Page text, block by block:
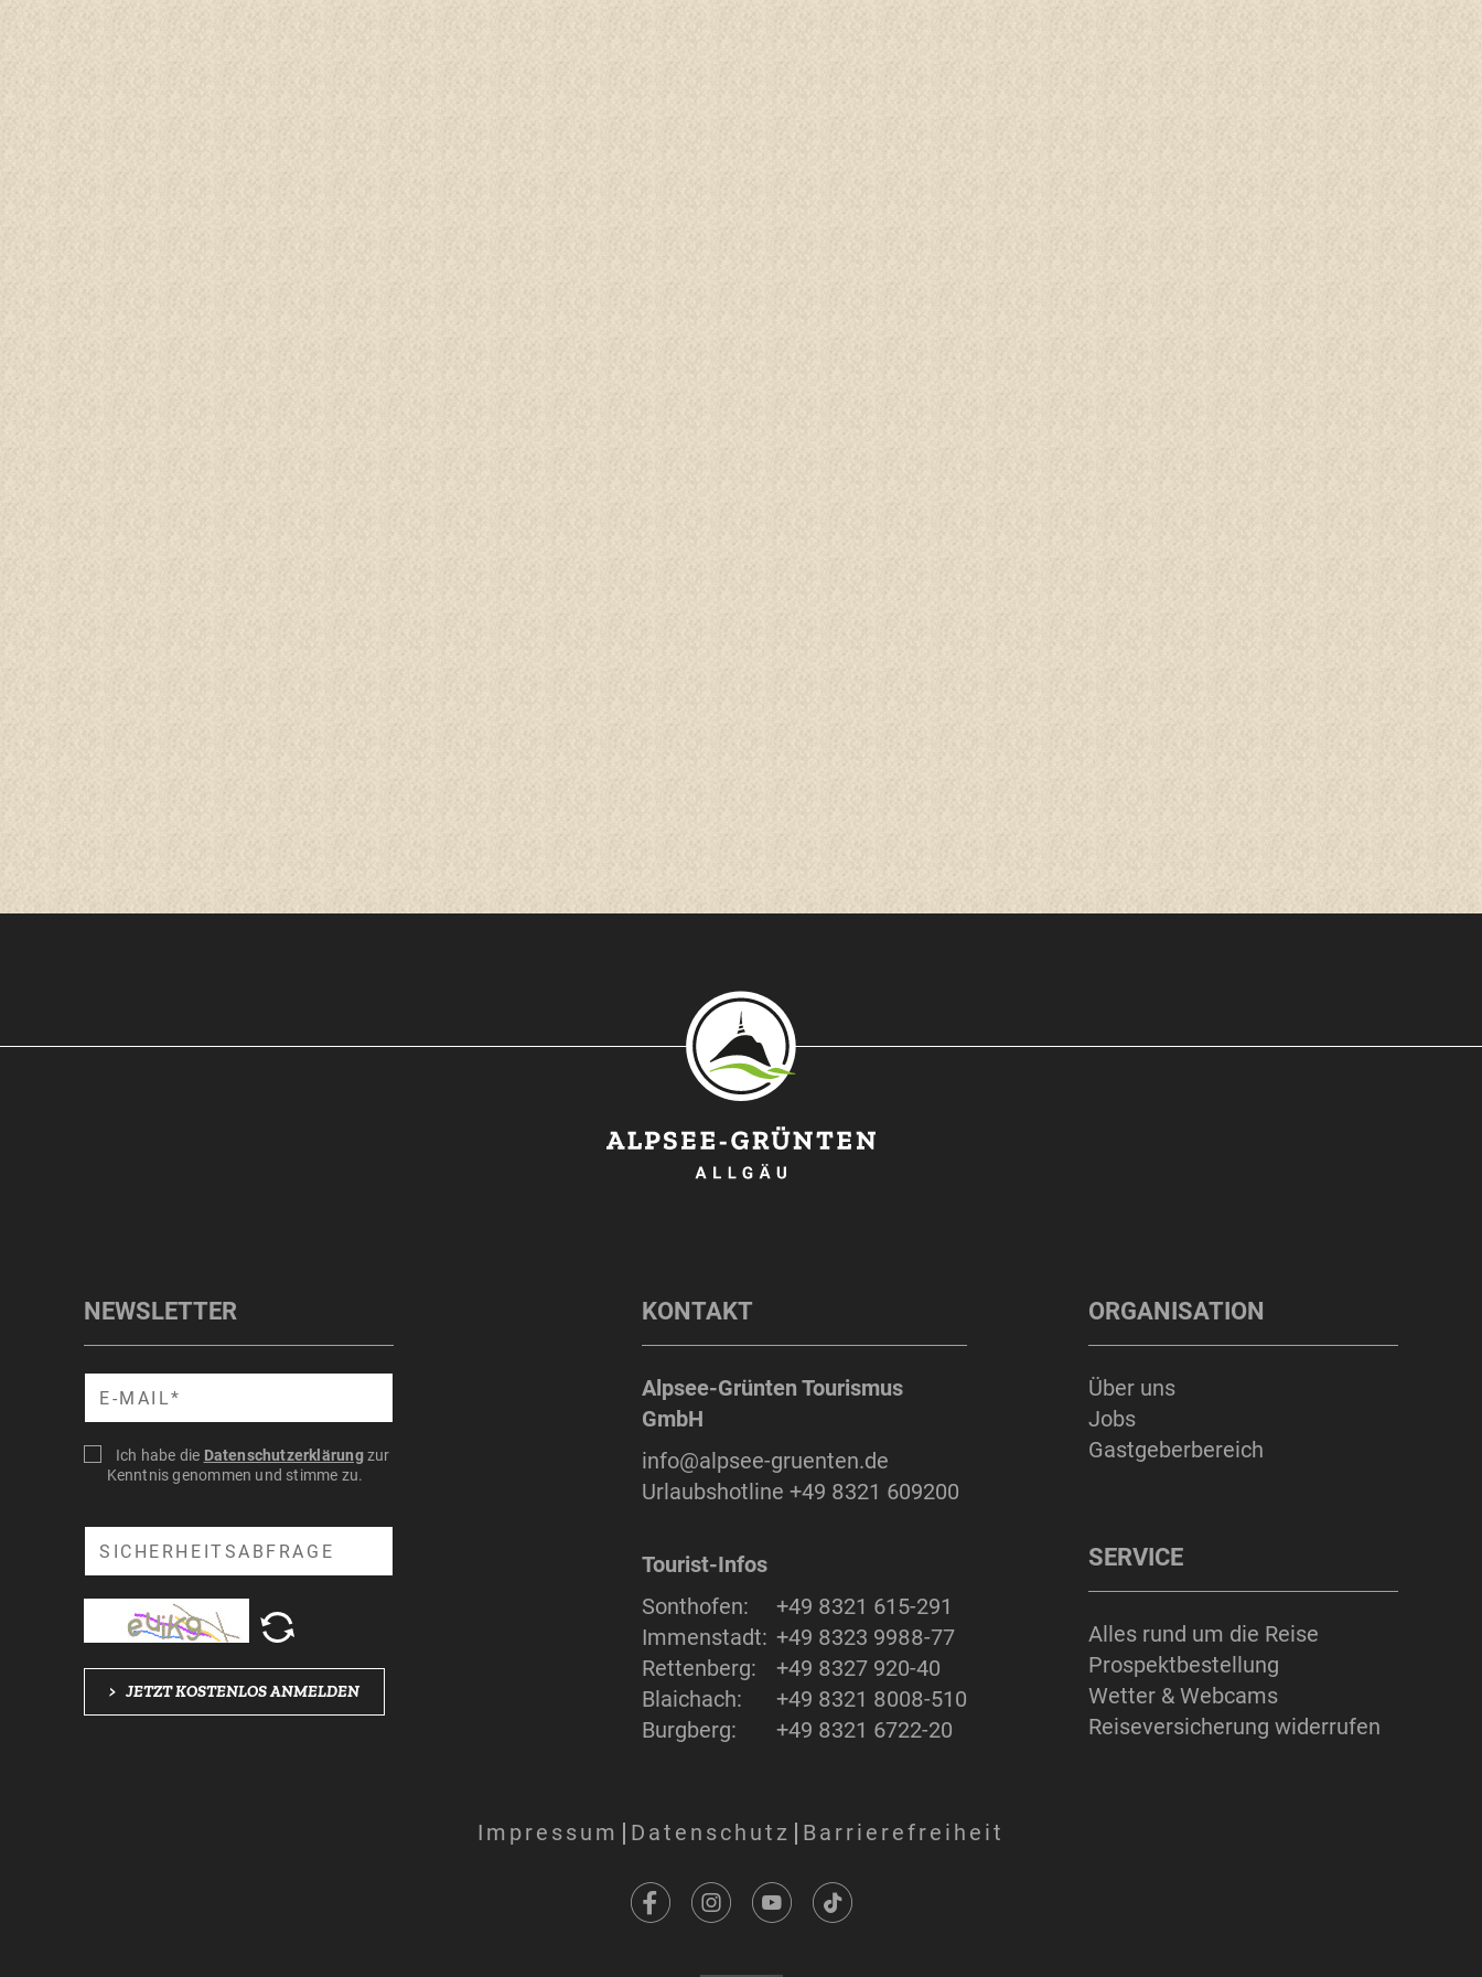
NEWSLETTER
Suche
Ich habe die Datenschutzerklärungzur
Kenntnis genommen und stimme zu.
Suche
> JETZT KOSTENLOS ANMELDEN
KONTAKT
Alpsee-Grünten Tourismus
GmbH
info@alpsee-gruenten.de
Urlaubshotline+49 8321 609200
Tourist-Infos
Sonthofen:
+49 8321 615-291
Immenstadt: +49 8323 9988-77
Rettenberg:
+49 8327 920-40
Blaichach:
+49 8321 8008-510
Burgberg:
+49 8321 6722-20
ORGANISATION
Über uns
Jobs
Gastgeberbereich
SERVICE
Alles rund um die Reise
Prospektbestellung
Wetter & Webcams
Reiseversicherung widerrufen
Impressum Datenschutz Barrierefreiheit